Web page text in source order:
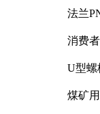
法兰
消费
U型螺
煤矿